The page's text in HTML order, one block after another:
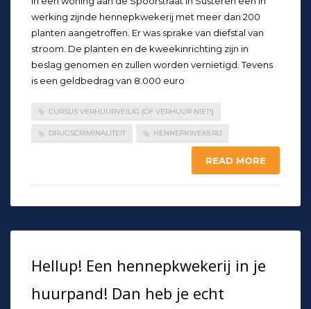
werking zijnde hennepkwekerij met meer dan 200
planten aangetroffen. Er was sprake van diefstal van
stroom. De planten en de kweekinrichting zijn in
beslag genomen en zullen worden vernietigd. Tevens
is een geldbedrag van 8.000 euro
CURSUS VERHUURVEILIG [OF VERHUUR NIET!]
DRUGSCRIMINALITEIT HENNEPKWEKERIJ
READ MORE
Hellup! Een hennepkwekerij in je
huurpand! Dan heb je echt